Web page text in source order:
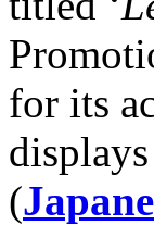
for its
(